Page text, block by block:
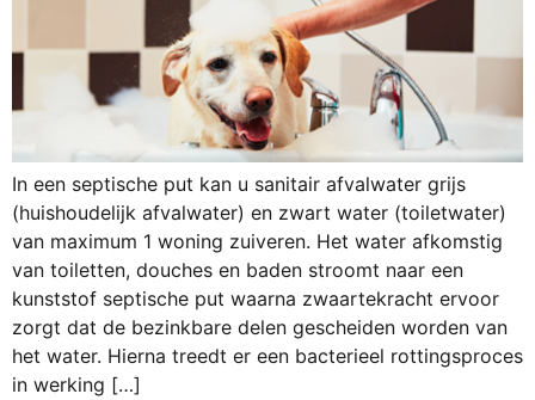
In een septische put kan u sanitair afvalwater grijs
(huishoudelijk afvalwater) en zwart water (toiletwater)
van maximum 1 woning zuiveren. Het water afkomstig
van toiletten, douches en baden stroomt naar een
kunststof septische put waarna zwaartekracht ervoor
zorgt dat de bezinkbare delen gescheiden worden van
het water. Hierna treedt er een bacterieel rottingsproces
in werking […]